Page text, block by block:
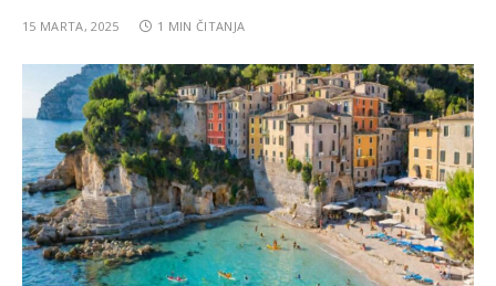
15 MARTA, 2025 1 MIN ČITANJA